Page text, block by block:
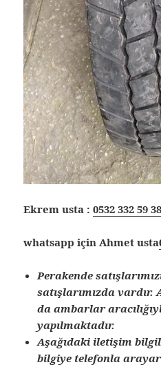
Ekrem usta :0532 332 59 38
whatsapp için Ahmet usta
Perakende
satışlarımızda vardır.
da ambarlar
yapılmaktadır.
Aşağıdaki iletişim
bilgiye telefonla